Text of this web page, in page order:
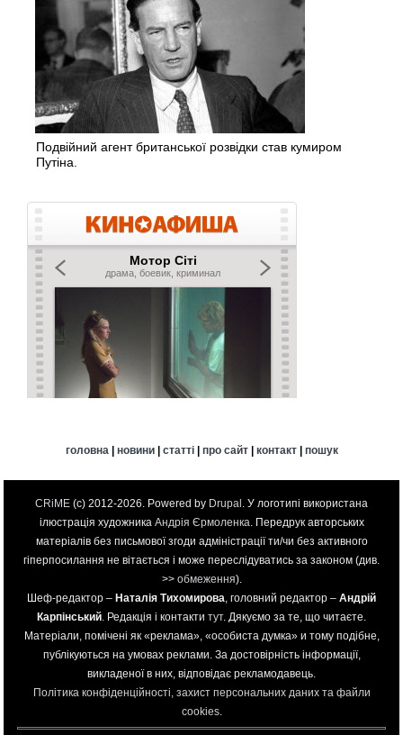
Подвійний агент британської розвідки став кумиром
Путіна.
головна | новини| статті| про сайт| контакт| пошук
CRiME (c) 2012-2026. Powered by Drupal . У логотипі використана
ілюстрація художника Андрія Єрмоленка . Передрук авторських
матеріалів без письмової згоди адміністрації ти/чи без активного
гіперпосилання не вітається і може переслідуватись за законом (див.
>> обмеження).
Шеф-редактор – Наталія Тихомирова , головний редактор – Андрій
Карпінський . Редакція і контакти тут. Дякуємо за те, що читаєте.
Матеріали, помічені як «реклама», «особиста думка» и тому подібне,
публікуються на умовах реклами. За достовірність інформації,
викладеної в них, відповідає рекламодавець.
Політика конфіденційності, захист персональних даних та файли
cookies.